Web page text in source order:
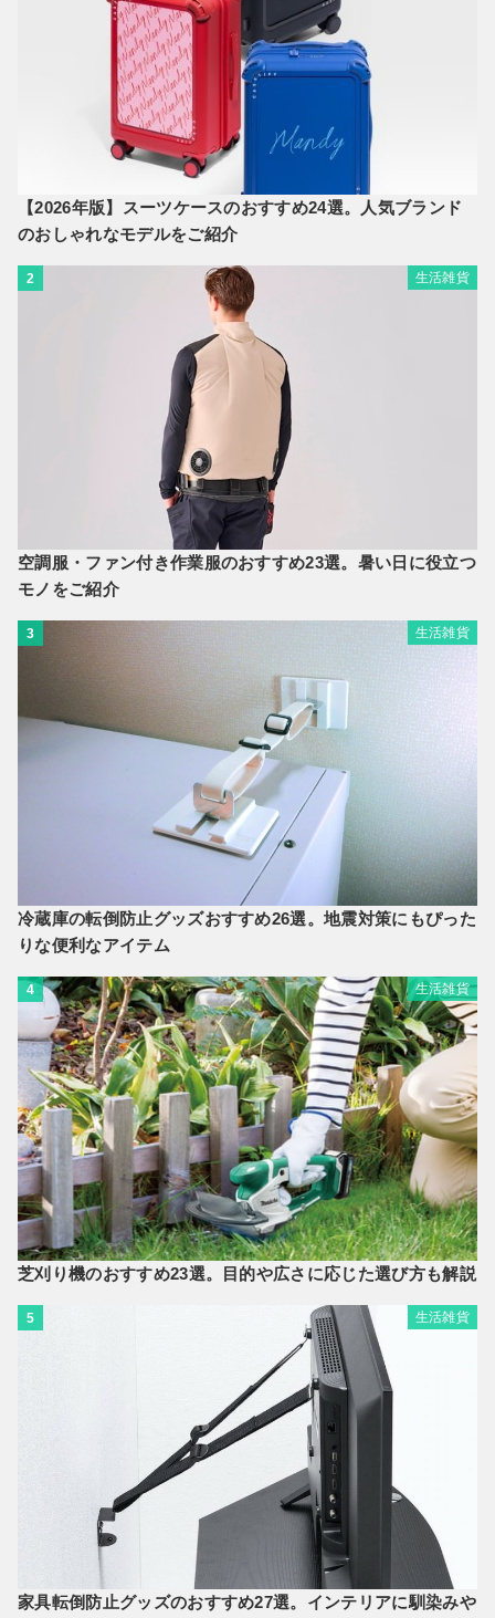
【2026年版】スーツケースのおすすめ24選。人気ブランド
のおしゃれなモデルをご紹介
2 生活雑貨
空調服・ファン付き作業服のおすすめ23選。暑い日に役立つ
モノをご紹介
3 生活雑貨
冷蔵庫の転倒防止グッズおすすめ26選。地震対策にもぴった
りな便利なアイテム
4 生活雑貨
芝刈り機のおすすめ23選。目的や広さに応じた選び方も解説
5 生活雑貨
家具転倒防止グッズのおすすめ27選。インテリアに馴染みや